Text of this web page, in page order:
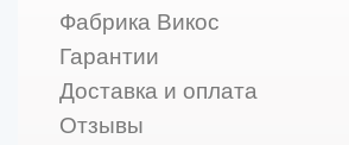
Фабрика Викос
Гарантии
Доставка и оплата
Отзывы